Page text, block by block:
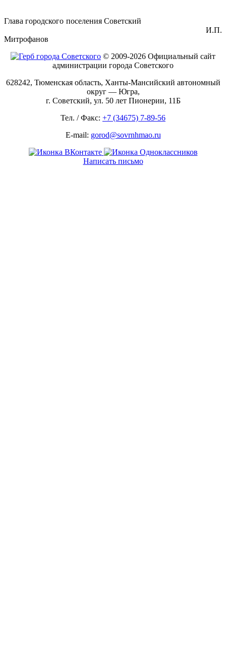
Глава городского поселения Советский
И.П.
Митрофанов
© 2009-2026 Официальный сайт
администрации города Советского
628242, Тюменская область, Ханты-Мансийский автономный
округ — Югра,
г. Советский, ул. 50 лет Пионерии, 11Б
Тел. / Факс: +7 (34675) 7-89-56
E-mail: gorod@sovrnhmao.ru
Написать письмо